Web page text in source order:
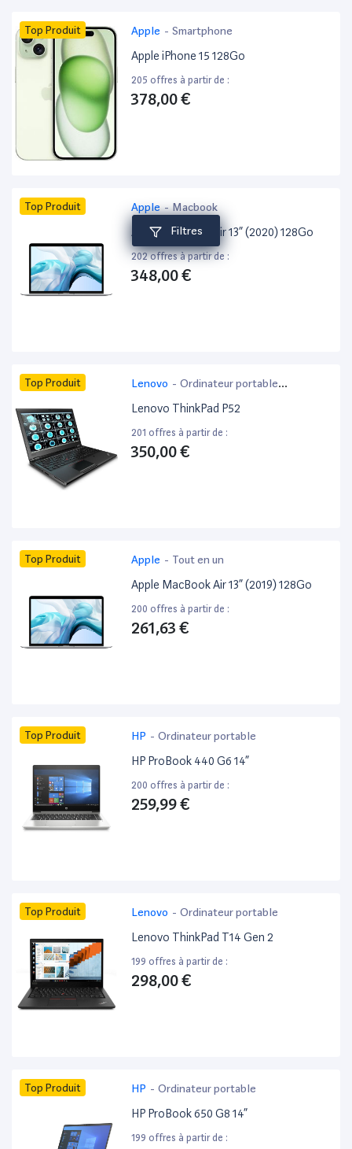
Filtres
Top Produit Apple - Smartphone
Apple iPhone 15 128Go
205 offres à partir de :
378,00 €
Top Produit Apple- Macbook
Apple MacBook Air 13” (2020) 128Go
202 offres à partir de :
348,00 €
Top Produit Lenovo - Ordinateur portable
bureautique
Lenovo ThinkPad P52
201 offres à partir de :
350,00 €
Top Produit Apple - Tout en un
Apple MacBook Air 13” (2019) 128Go
200 offres à partir de :
261,63 €
Top Produit HP - Ordinateur portable
HP ProBook 440 G6 14”
200 offres à partir de :
259,99 €
Top Produit Lenovo - Ordinateur portable
Lenovo ThinkPad T14 Gen 2
199 offres à partir de :
298,00 €
Top Produit HP - Ordinateur portable
HP ProBook 650 G8 14”
199 offres à partir de :